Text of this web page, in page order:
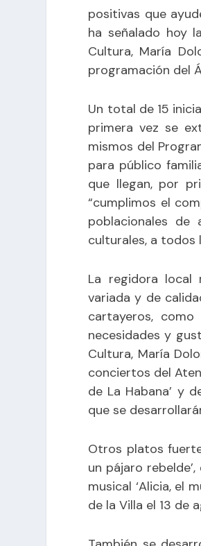
positivas que
ha señalado hoy
Cultura, María
programación del
Un total de 15
primera vez se
mismos del
para público
que llegan, por
“cumplimos el
poblacionales de
culturales, a todos
La regidora local
variada y de
cartayeros,
necesidades y
Cultura, María
conciertos del
de La Habana’ y
que se
Otros platos
un pájaro
musical ‘Alicia, el
de la Villa el 13 de